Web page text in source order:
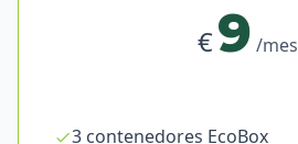
€9 /mes
3 contenedores EcoBox